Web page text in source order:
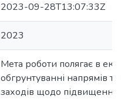
2023-09-28T13:07:33Z
2023
Мета роботи полягає в
обгрунтуванні напрямів
заходів щодо підвищення